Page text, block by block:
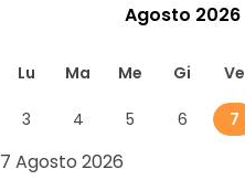
Agosto 2026
Lu Ma Me Gi Ve
3 4 5 6 7
7 Agosto 2026